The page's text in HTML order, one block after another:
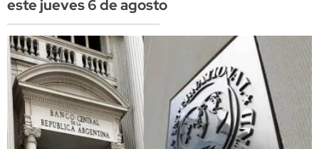
este jueves 6 de agosto